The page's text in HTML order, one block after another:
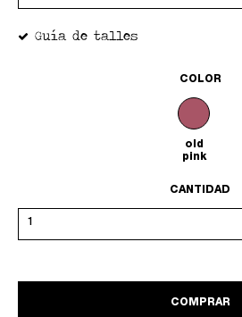
Guía de talles
COLOR
old
pink
CANTIDAD
COMPRAR